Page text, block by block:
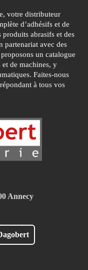
votre distributeur
d’adhésifs et de
abrasifs et des
partenariat avec des
un catalogue
de machines, y
Faites-nous
à tous vos
Annecy